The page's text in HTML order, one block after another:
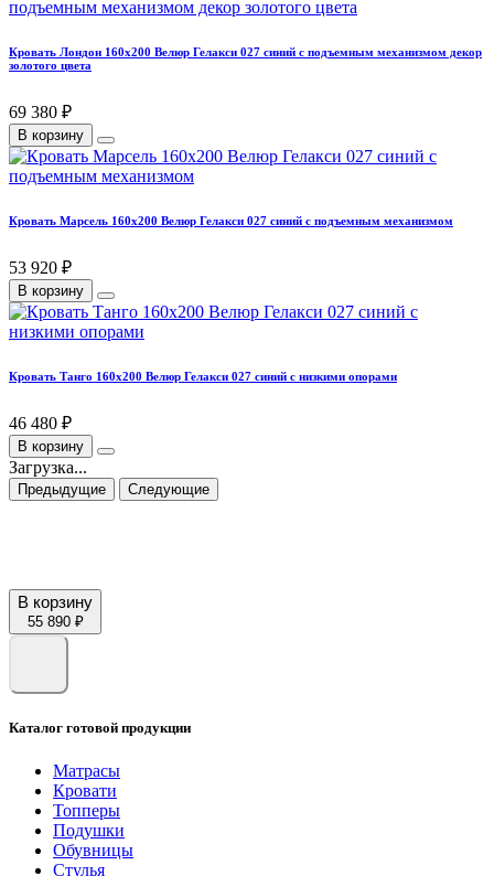
Кровать Лондон 160х200 Велюр Гелакси 027 синий с подъемным механизмом декор
золотого цвета
69 380 ₽
В корзину
Кровать Марсель 160х200 Велюр Гелакси 027 синий с подъемным механизмом
53 920 ₽
В корзину
Кровать Танго 160х200 Велюр Гелакси 027 синий с низкими опорами
46 480 ₽
В корзину
Загрузка...
Предыдущие Следующие
В корзину
55 890 ₽
Каталог готовой продукции
Матрасы
Кровати
Топперы
Подушки
Обувницы
Стулья